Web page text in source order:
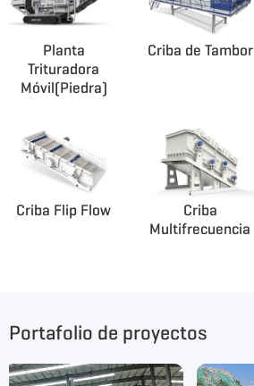
Planta
Trituradora
Móvil(Piedra)
Criba de Tambor
Criba Flip Flow
Criba
Multifrecuencia
Portafolio de proyectos